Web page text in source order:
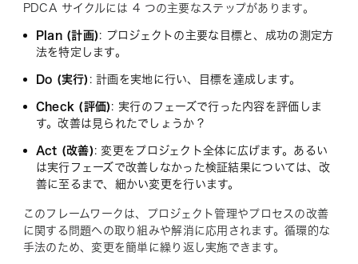
PDCA サイクルには 4 つの主要なステップがあります。
​Plan (計画) : プロジェクトの主要な目標と、成功の測定方
法を特定します。
Do (実行) : 計画を実地に行い、目標を達成します。
Check (評価) : 実行のフェーズで行った内容を評価しま
す。改善は見られたでしょうか？
Act (改善) : 変更をプロジェクト全体に広げます。あるい
は実行フェーズで改善しなかった検証結果については、改
善に至るまで、細かい変更を行います。
このフレームワークは、プロジェクト管理やプロセスの改善
に関する問題への取り組みや解消に応用されます。循環的な
手法のため、変更を簡単に繰り返し実施できます。